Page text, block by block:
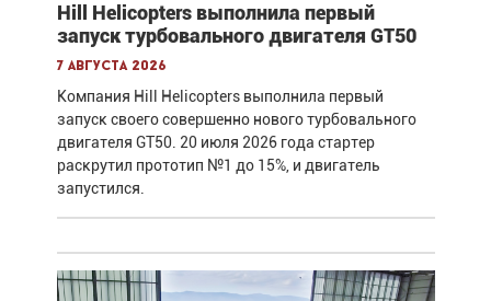
Hill Helicopters выполнила первый
запуск турбовального двигателя GT50
7 августа 2026
Компания Hill Helicopters выполнила первый
запуск своего совершенно нового турбовального
двигателя GT50. 20 июля 2026 года стартер
раскрутил прототип №1 до 15%, и двигатель
запустился.